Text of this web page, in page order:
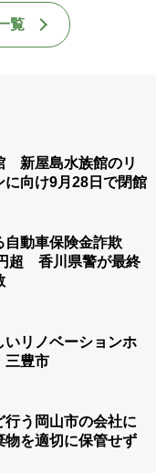
覧
新屋島水族館のリ
に向け9月28日で閉館
自動車保険金詐欺
超 香川県警が最終
いリノベーションホ
豊市
行う岡山市の会社に
を適切に保管せず